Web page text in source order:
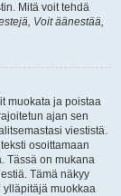
Mitä voit tehdä
Voit äänestää,
muokata ja poistaa
ajan sen
viestistä.
osoittamaan
Tässä on mukana
Tämä näkyy
ylläpitäjä muokkaa